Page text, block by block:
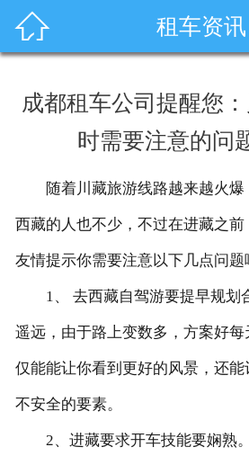
 租车资讯
成都租车公司提醒您
时需要注意的问
随着川藏旅游线路越来越火爆
西藏的人也不少，不过在进藏之
友情提示你需要注意以下几点问题
1、 去西藏自驾游要提早规划
遥远，由于路上变数多，方案好
仅能能让你看到更好的风景，还
不安全的要素。
2、进藏要求开车技能要娴熟